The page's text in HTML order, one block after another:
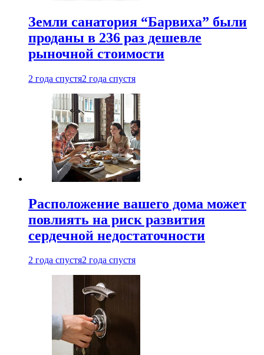
Земли санатория “Барвиха” были
проданы в 236 раз дешевле
рыночной стоимости
2 года спустя2 года спустя
Расположение вашего дома может
повлиять на риск развития
сердечной недостаточности
2 года спустя2 года спустя